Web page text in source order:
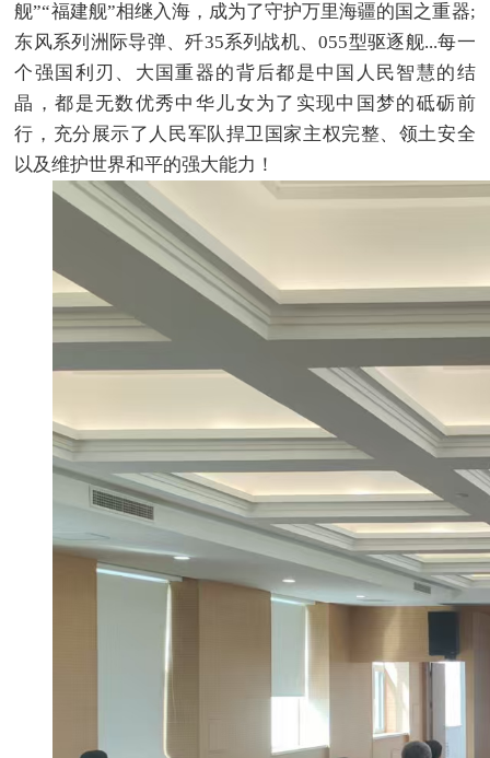
舰”“福建舰”相继入海，成为了守护万里海疆的国之重器;
东风系列洲际导弹、歼35系列战机、055型驱逐舰...每一
个强国利刃、大国重器的背后都是中国人民智慧的结
晶，都是无数优秀中华儿女为了实现中国梦的砥砺前
行，充分展示了人民军队捍卫国家主权完整、领土安全
以及维护世界和平的强大能力！